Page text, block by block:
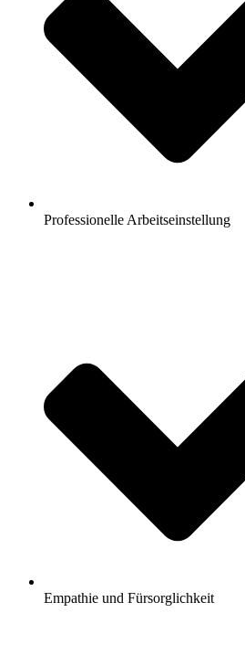
Professionelle Arbeitseinstellung
Empathie und Fürsorglichkeit